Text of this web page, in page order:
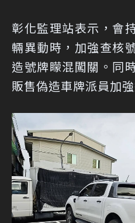
彰化監理站表示，會
輛異動時，加強查核
造號牌矇混闖關。同
販售偽造車牌派員加